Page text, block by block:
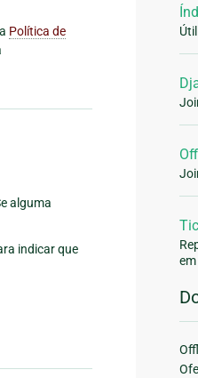
Política de
alguma
indicar que